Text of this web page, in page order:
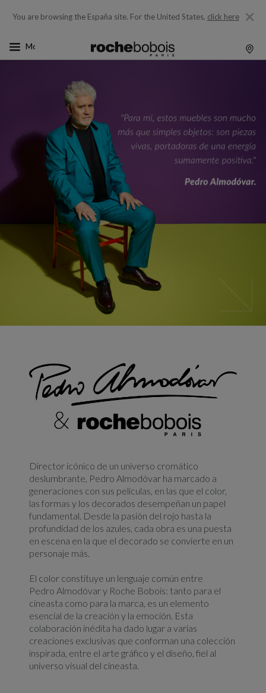
You are browsing the España site. For the United States, click here
Director icónico de un universo cromático
deslumbrante, Pedro Almodóvar ha marcado a
generaciones con sus películas, en las que el color,
las formas y los decorados desempeñan un papel
fundamental. Desde la pasión del rojo hasta la
profundidad de los azules, cada obra es una puesta
en escena en la que el decorado se convierte en un
personaje más.
El color constituye un lenguaje común entre
Pedro Almodóvar y Roche Bobois: tanto para el
cineasta como para la marca, es un elemento
esencial de la creación y la emoción. Esta
colaboración inédita ha dado lugar a varias
creaciones exclusivas que conforman una colección
inspirada, entre el arte gráfico y el diseño, fiel al
universo visual del cineasta.